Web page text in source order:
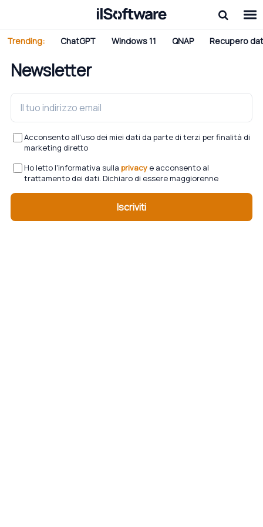
Trending: ChatGPT Windows 11 QNAP Recupero
Newsletter
Acconsento all'uso dei miei dati da parte di terzi per finalità di
marketing diretto
Ho letto l'informativa sulla privacy e acconsento al
trattamento dei dati. Dichiaro di essere maggiorenne
Iscriviti